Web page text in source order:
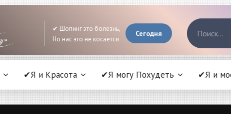
✔ Шопинг это болезнь,
Но нас это не косается
Сегодня
✔Я и Красота ✔Я могу Похудеть ✔Я и